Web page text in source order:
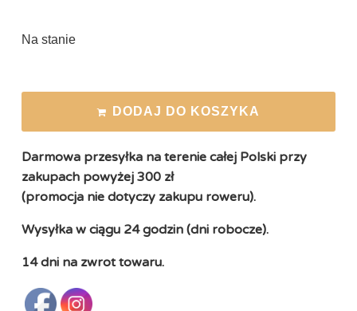
Na stanie
DODAJ DO KOSZYKA
Darmowa przesyłka na terenie całej Polski przy
zakupach powyżej 300 zł
(promocja nie dotyczy zakupu roweru).
Wysyłka w ciągu 24 godzin (dni robocze).
14 dni na zwrot towaru.